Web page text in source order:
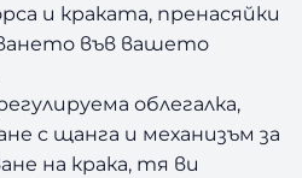
и краката, пренасяйки
във вашето
облегалка,
с щанга и механизъм за
на крака, тя ви